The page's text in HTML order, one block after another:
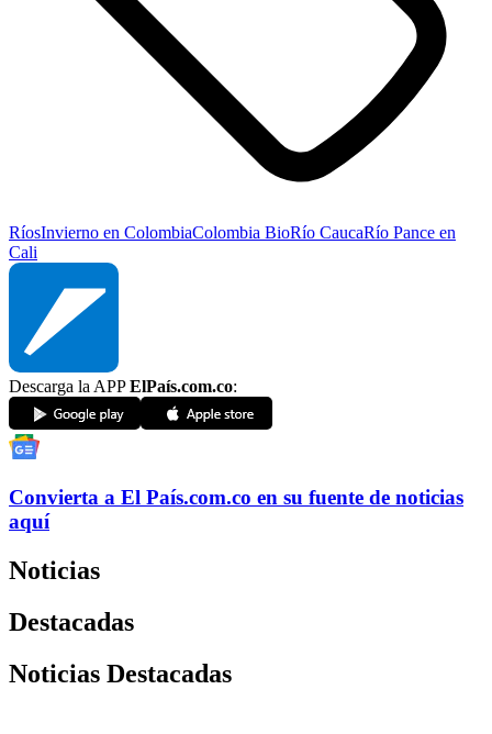
RíosInvierno en ColombiaColombia BioRío CaucaRío Pance en
Cali
Descarga la APPElPaís.com.co:
Convierta a El País.com.co en su fuente de noticias
aquí
Noticias
Destacadas
Noticias Destacadas